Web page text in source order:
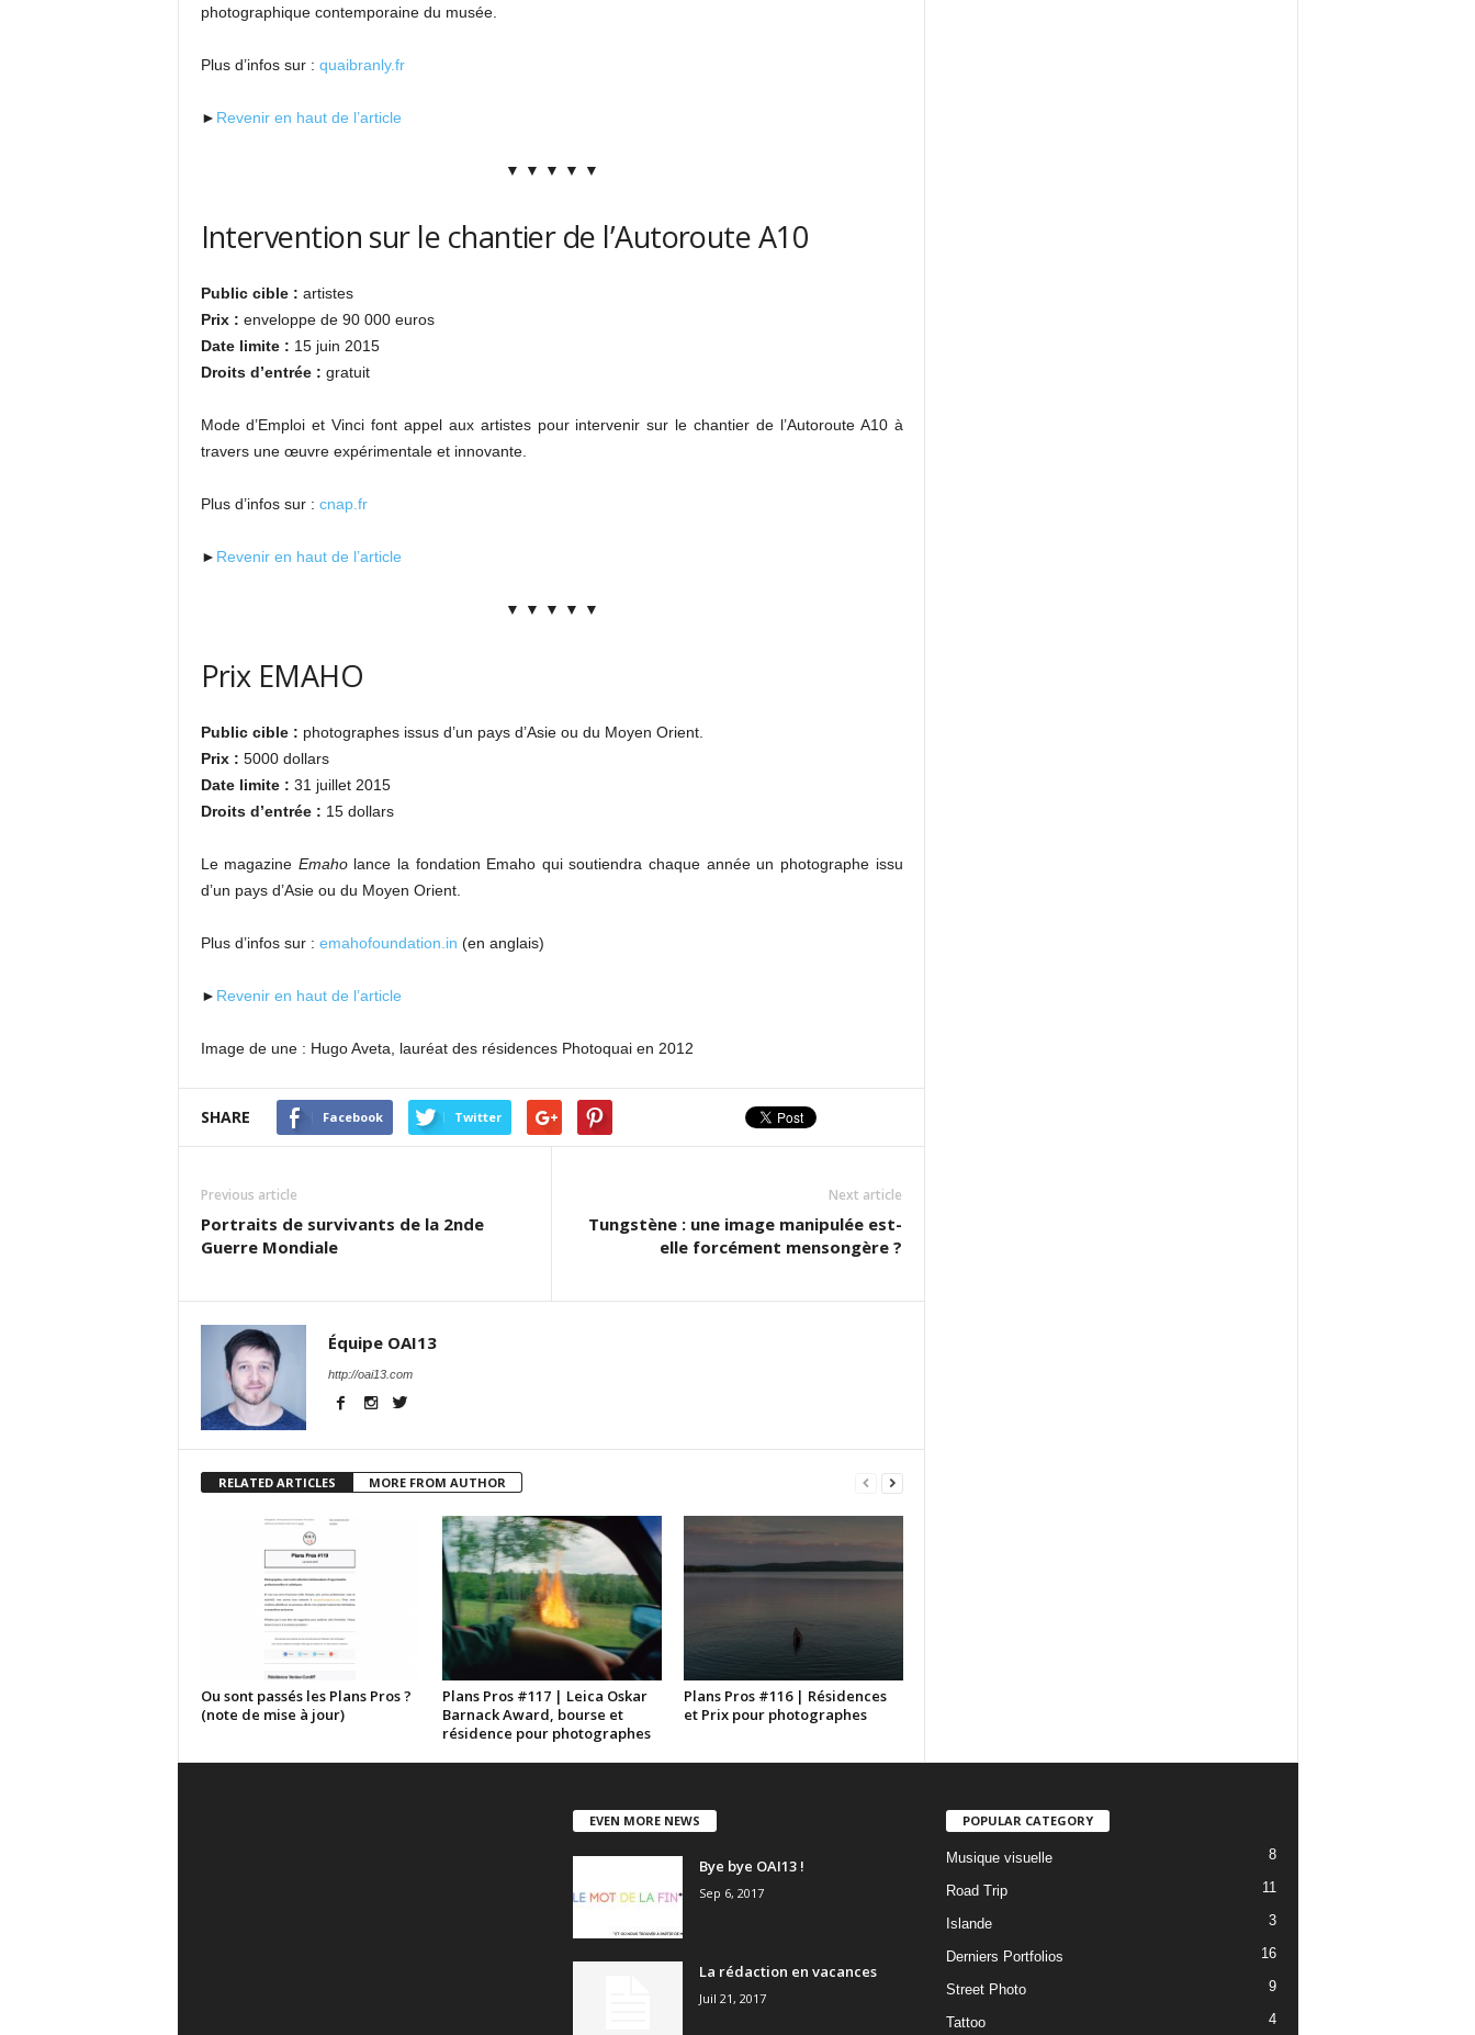
photographique contemporaine du musée.
Plus d’infos sur : quaibranly.fr
► Revenir en haut de l’article
▼ ▼ ▼ ▼ ▼
Intervention sur le chantier de l’Autoroute A10
Public cible : artistes
Prix : enveloppe de 90 000 euros
Date limite : 15 juin 2015
Droits d’entrée : gratuit
Mode d’Emploi et Vinci font appel aux artistes pour intervenir sur le chantier de l’Autoroute A10 à
travers une œuvre expérimentale et innovante.
Plus d’infos sur : cnap.fr
► Revenir en haut de l’article
▼ ▼ ▼ ▼ ▼
Prix EMAHO
Public cible : photographes issus d’un pays d’Asie ou du Moyen Orient.
Prix : 5000 dollars
Date limite : 31 juillet 2015
Droits d’entrée : 15 dollars
Le magazine Emaholance la fondation Emaho qui soutiendra chaque année un photographe issu
d’un pays d’Asie ou du Moyen Orient.
Plus d’infos sur : emahofoundation.in (en anglais)
► Revenir en haut de l’article
Image de une : Hugo Aveta, lauréat des résidences Photoquai en 2012
SHARE Facebook Twitter
Previous article
Portraits de survivants de la 2nde
Guerre Mondiale
Next article
Tungstène : une image manipulée est-
elle forcément mensongère ?
Équipe OAI13
http://oai13.com
RELATED ARTICLES MORE FROM AUTHOR
Ou sont passés les Plans Pros ?
(note de mise à jour)
Plans Pros #117 | Leica Oskar
Barnack Award, bourse et
résidence pour photographes
Plans Pros #116 | Résidences
et Prix pour photographes
EVEN MORE NEWS
Bye bye OAI13 !
Sep 6, 2017
La rédaction en vacances
Juil 21, 2017
POPULAR CATEGORY
Musique visuelle 8
Road Trip 11
Islande 3
Derniers Portfolios 16
Street Photo 9
Tattoo 4